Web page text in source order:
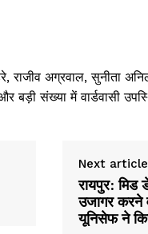
अग्रवाल, सुनीता अनिल
बड़ी संख्या में वार्डवासी
Next article
रायपुर: मिड
उजागर करने
यूनिसेफ ने